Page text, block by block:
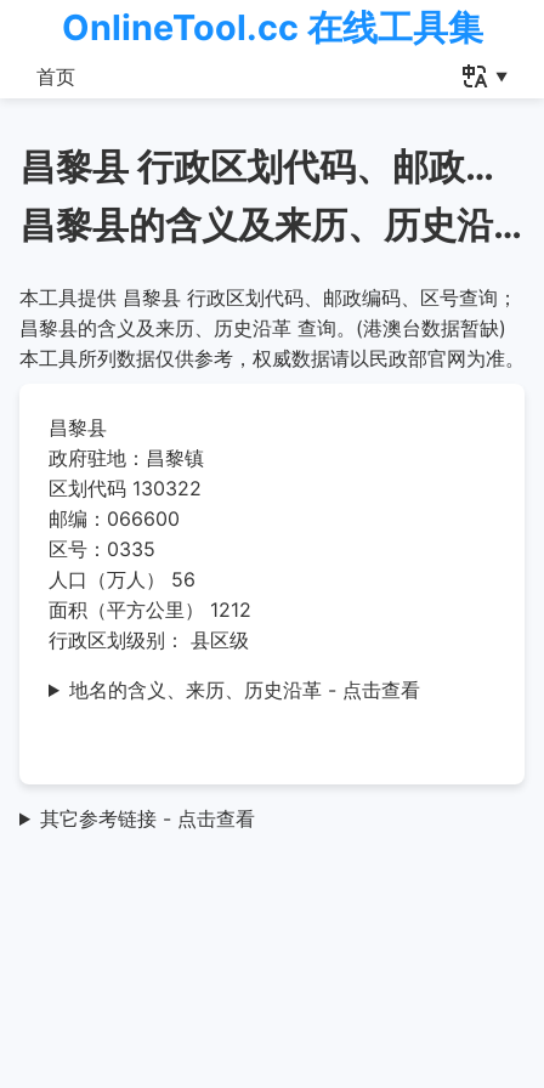
OnlineTool.cc 在线工具集
首页
昌黎县 行政区划代码、邮政编码、区号查询
昌黎县的含义及来历、历史沿革
本工具提供 昌黎县 行政区划代码、邮政编码、区号查询；
昌黎县的含义及来历、历史沿革 查询。(港澳台数据暂缺)
本工具所列数据仅供参考，权威数据请以民政部官网为准。
昌黎县
政府驻地：昌黎镇
区划代码 130322
邮编：066600
区号：0335
人口（万人） 56
面积（平方公里） 1212
行政区划级别： 县区级
地名的含义、来历、历史沿革 - 点击查看
其它参考链接 - 点击查看